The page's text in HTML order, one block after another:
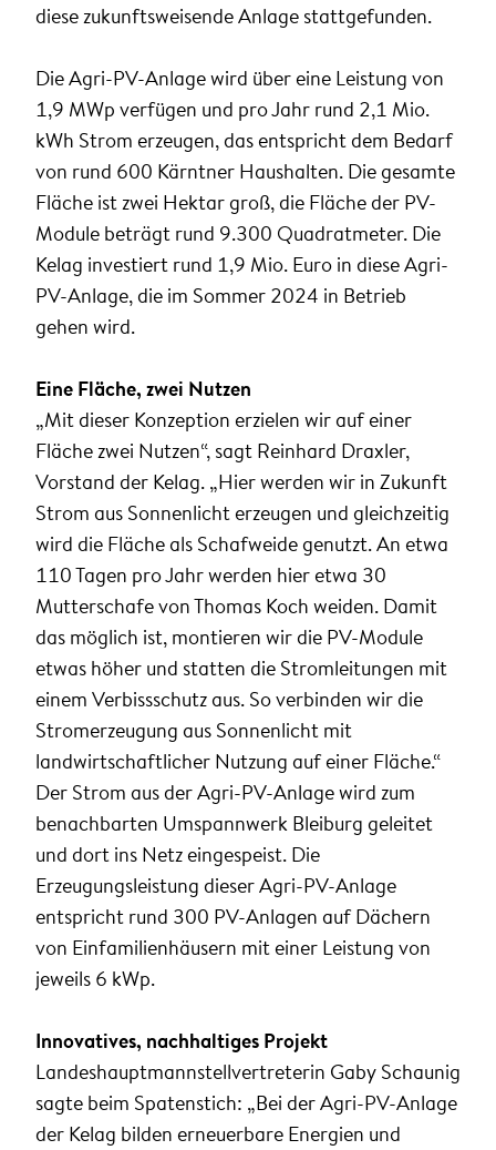
diese zukunftsweisende Anlage stattgefunden.
Die Agri-PV-Anlage wird über eine Leistung von
1,9 MWp verfügen und pro Jahr rund 2,1 Mio.
kWh Strom erzeugen, das entspricht dem Bedarf
von rund 600 Kärntner Haushalten. Die gesamte
Fläche ist zwei Hektar groß, die Fläche der PV-
Module beträgt rund 9.300 Quadratmeter. Die
Kelag investiert rund 1,9 Mio. Euro in diese Agri-
PV-Anlage, die im Sommer 2024 in Betrieb
gehen wird.
Eine Fläche, zwei Nutzen
„Mit dieser Konzeption erzielen wir auf einer
Fläche zwei Nutzen“, sagt Reinhard Draxler,
Vorstand der Kelag. „Hier werden wir in Zukunft
Strom aus Sonnenlicht erzeugen und gleichzeitig
wird die Fläche als Schafweide genutzt. An etwa
110 Tagen pro Jahr werden hier etwa 30
Mutterschafe von Thomas Koch weiden. Damit
das möglich ist, montieren wir die PV-Module
etwas höher und statten die Stromleitungen mit
einem Verbissschutz aus. So verbinden wir die
Stromerzeugung aus Sonnenlicht mit
landwirtschaftlicher Nutzung auf einer Fläche.“
Der Strom aus der Agri-PV-Anlage wird zum
benachbarten Umspannwerk Bleiburg geleitet
und dort ins Netz eingespeist. Die
Erzeugungsleistung dieser Agri-PV-Anlage
entspricht rund 300 PV-Anlagen auf Dächern
von Einfamilienhäusern mit einer Leistung von
jeweils 6 kWp.
Innovatives, nachhaltiges Projekt
Landeshauptmannstellvertreterin Gaby Schaunig
sagte beim Spatenstich: „Bei der Agri-PV-Anlage
der Kelag bilden erneuerbare Energien und